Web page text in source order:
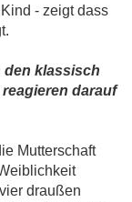
- zeigt dass
den klassisch
darauf
Mutterschaft
draußen